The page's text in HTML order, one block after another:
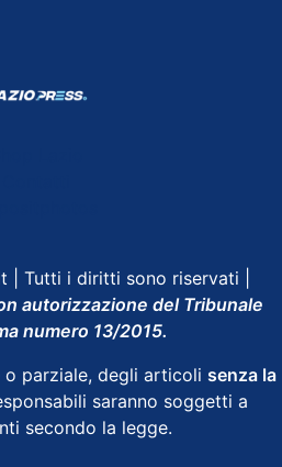
| Tutti i diritti sono riservati |
autorizzazione del Tribunale
numero 13/2015.
parziale, degli articoli senza la
saranno soggetti a
secondo la legge.